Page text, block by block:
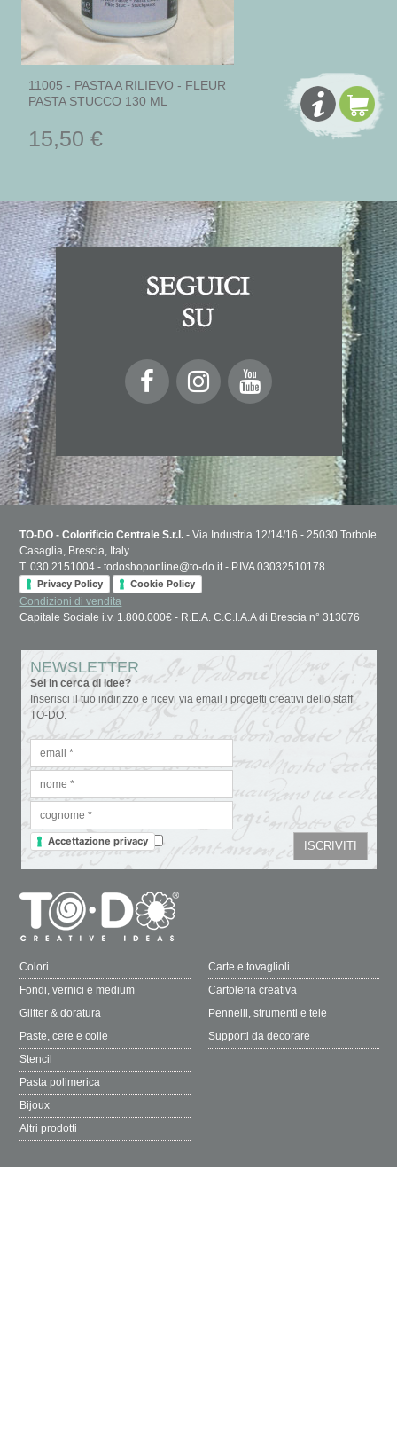
11005 - PASTA A RILIEVO - FLEUR
PASTA STUCCO 130 ML
15,50 €
TO-DO - Colorificio Centrale S.r.l. - Via Industria 12/14/16 - 25030 Torbole
Casaglia, Brescia, Italy
T. 030 2151004 - todoshoponline@to-do.it - P.IVA 03032510178
Privacy Policy
Cookie Policy
Condizioni di vendita
Capitale Sociale i.v. 1.800.000€ - R.E.A. C.C.I.A.A di Brescia n° 313076
NEWSLETTER
Sei in cerca di idee?
Inserisci il tuo indirizzo e ricevi via email i progetti creativi dello staff
TO-DO.
Accettazione privacy
Colori
Fondi, vernici e medium
Glitter & doratura
Paste, cere e colle
Carte e tovaglioli
Cartoleria creativa
Pennelli, strumenti e tele
Supporti da decorare
Stencil
Pasta polimerica
Bijoux
Altri prodotti